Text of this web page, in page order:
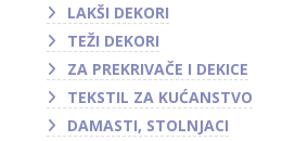
LAKŠI DEKORI
TEŽI DEKORI
ZA PREKRIVAČE I DEKICE
TEKSTIL ZA KUĆANSTVO
DAMASTI, STOLNJACI